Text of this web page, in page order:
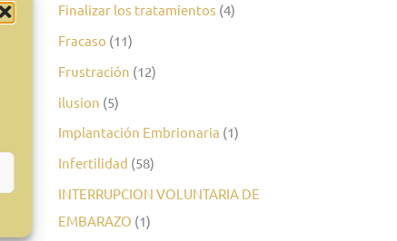
Finalizar los tratamientos (4)
Fracaso (11)
Frustración (12)
ilusion (5)
Implantación Embrionaria (1)
Infertilidad (58)
INTERRUPCION VOLUNTARIA DE
EMBARAZO (1)